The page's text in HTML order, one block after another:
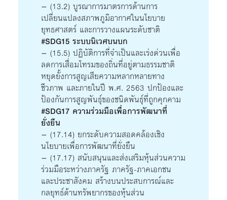
– (13.2) บูรณาการมาตรการด้านการ
เปลี่ยนแปลงสภาพภูมิอากาศในนโยบาย
ยุทธศาสตร์ และการวางแผนระดับชาติ
#SDG15 ระบบนิเวศบนบก
– (15.5) ปฏิบัติการที่จำเป็นและเร่งด่วนเพื่อ
ลดการเสื่อมโทรมของถิ่นที่อยู่ตามธรรมชาติ
หยุดยั้งการสูญเสียความหลากหลายทาง
ชีวภาพ และภายในปี พ.ศ. 2563 ปกป้องและ
ป้องกันการสูญพันธุ์ของชนิดพันธุ์ที่ถูกคุกคาม
#SDG17 ความร่วมมือเพื่อการพัฒนาที่
ยั่งยืน
– (17.14) ยกระดับความสอดคล้องเชิง
นโยบายเพื่อการพัฒนาที่ยั่งยืน
– (17.17) สนับสนุนและส่งเสริมหุ้นส่วนความ
ร่วมมือระหว่างภาครัฐ ภาครัฐ-ภาคเอกชน
และประชาสังคม สร้างบนประสบการณ์และ
กลยุทธ์ด้านทรัพยากรของหุ้นส่วน